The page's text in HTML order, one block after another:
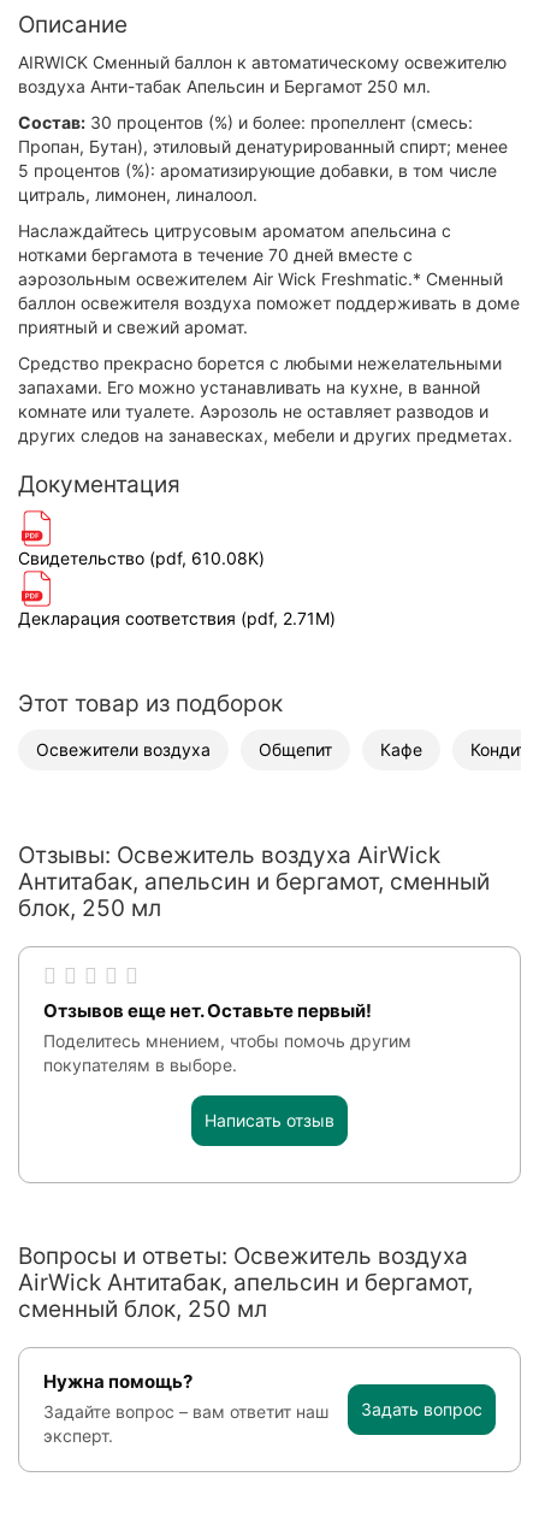
Описание
AIRWICK Сменный баллон к автоматическому освежителю
воздуха Анти-табак Апельсин и Бергамот 250 мл.
Состав: 30 процентов (%) и более: пропеллент (смесь:
Пропан, Бутан), этиловый денатурированный спирт; менее
5 процентов (%): ароматизирующие добавки, в том числе
цитраль, лимонен, линалоол.
Наслаждайтесь цитрусовым ароматом апельсина с
нотками бергамота в течение 70 дней вместе с
аэрозольным освежителем Air Wick Freshmatic.* Сменный
баллон освежителя воздуха поможет поддерживать в доме
приятный и свежий аромат.
Средство прекрасно борется с любыми нежелательными
запахами. Его можно устанавливать на кухне, в ванной
комнате или туалете. Аэрозоль не оставляет разводов и
других следов на занавесках, мебели и других предметах.
Документация
Свидетельство (pdf, 610.08K)
Декларация соответствия (pdf, 2.71M)
Этот товар из подборок
Освежители воздуха Общепит Кафе
Отзывы: Освежитель воздуха AirWick
Антитабак, апельсин и бергамот, сменный
блок, 250 мл
Отзывов еще нет. Оставьте первый!
Поделитесь мнением, чтобы помочь другим
покупателям в выборе.
Написать отзыв
Вопросы и ответы: Освежитель воздуха
AirWick Антитабак, апельсин и бергамот,
сменный блок, 250 мл
Нужна помощь?
Задайте вопрос – вам ответит наш
эксперт.
Задать вопрос